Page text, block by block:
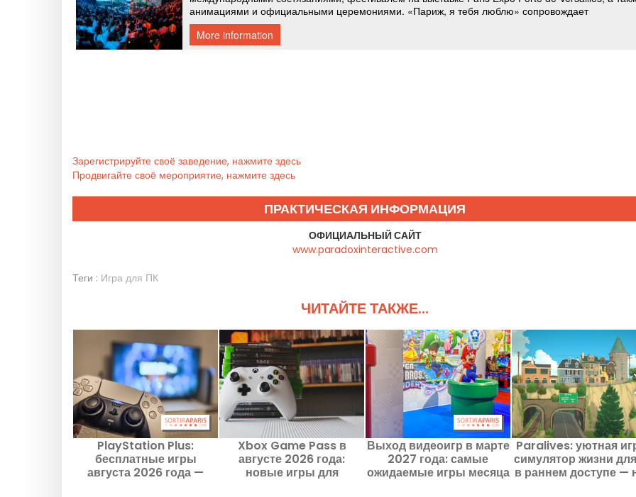
Зарегистрируйте своё заведение, нажмите здесь
Продвигайте своё мероприятие, нажмите здесь
ПРАКТИЧЕСКАЯ ИНФОРМАЦИЯ
ОФИЦИАЛЬНЫЙ САЙТ
www.paradoxinteractive.com
Теги : Игра для ПК
ЧИТАЙТЕ ТАКЖЕ...
PlayStation Plus:
бесплатные игры
августа 2026 года —
Xbox Game Pass в
августе 2026 года:
новые игры для
Выход видеоигр в марте
2027 года: самые
ожидаемые игры месяца
Paralives: уютная
симулятор жизни
в раннем доступе —